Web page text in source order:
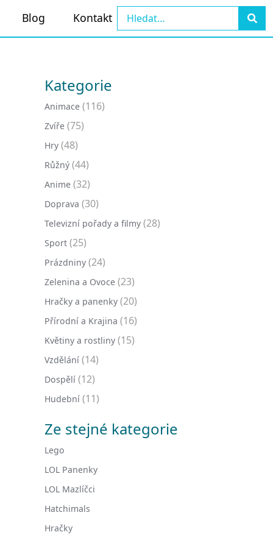
Blog Kontakt
Kategorie
Animace (116)
Zvíře (75)
Hry (48)
Růžný (44)
Anime (32)
Doprava (30)
Televizní pořady a filmy (28)
Sport (25)
Prázdniny (24)
Zelenina a Ovoce (23)
Hračky a panenky (20)
Přírodní a Krajina (16)
Květiny a rostliny (15)
Vzdělání (14)
Dospělí (12)
Hudební (11)
Ze stejné kategorie
Lego
LOL Panenky
LOL Mazlíčci
Hatchimals
Hračky